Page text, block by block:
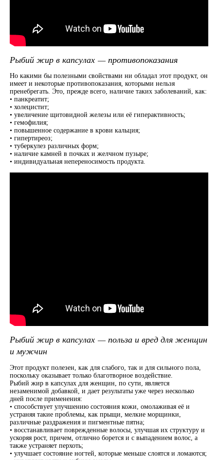
Рыбий жир в капсулах — противопоказания
Но какими бы полезными свойствами ни обладал этот продукт, он
имеет и некоторые противопоказания, которыми нельзя
пренебрегать. Это, прежде всего, наличие таких заболеваний, как:
• панкреатит;
• холецистит;
• увеличение щитовидной железы или её гиперактивность;
• гемофилия;
• повышенное содержание в крови кальция;
• гипертиреоз;
• туберкулез различных форм;
• наличие камней в почках и желчном пузыре;
• индивидуальная непереносимость продукта.
Рыбий жир в капсулах — польза и вред для женщин
и мужчин
Этот продукт полезен, как для слабого, так и для сильного пола,
поскольку оказывает только благотворное воздействие.
Рыбий жир в капсулах для женщин, по сути, является
незаменимой добавкой, и дает результаты уже через несколько
дней после применения:
• способствует улучшению состояния кожи, омолаживая её и
устраняя такие проблемы, как прыщи, мелкие морщинки,
различные раздражения и пигментные пятна;
• восстанавливает поврежденные волосы, улучшая их структуру и
ускоряя рост, причем, отлично борется и с выпадением волос, а
также устраняет перхоть;
• улучшает состояние ногтей, которые меньше слоятся и ломаются;